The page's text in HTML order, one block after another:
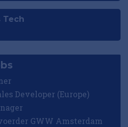
Tech
Developer (Europe)
GWW Amsterdam